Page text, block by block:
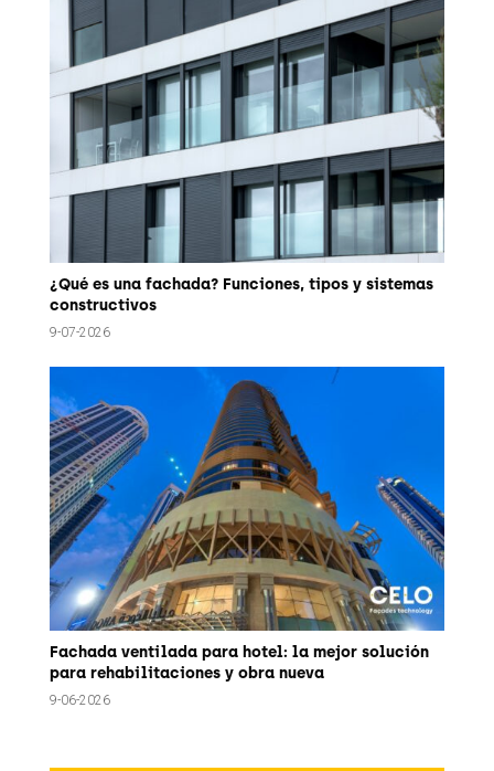
¿Qué es una fachada? Funciones, tipos y sistemas
constructivos
9-07-2026
Fachada ventilada para hotel: la mejor solución
para rehabilitaciones y obra nueva
9-06-2026